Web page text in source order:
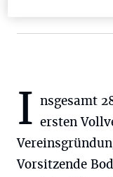
I nsgesamt
ersten
Vorsitzende